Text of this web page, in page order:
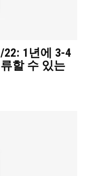
1년에 3-4
할 수 있는